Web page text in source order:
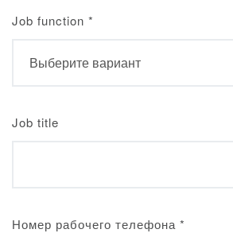
Job function *
Job title
Номер рабочего телефона *